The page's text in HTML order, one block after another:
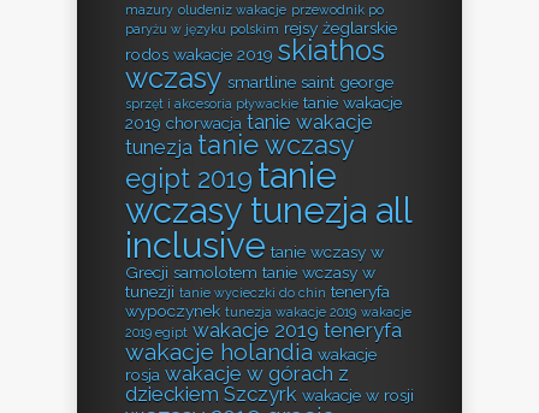
mazury oludeniz wakacje przewodnik po
paryżu w języku polskim rejsy żeglarskie
rodos wakacje 2019 skiathos
wczasy smartline saint george
sprzęt i akcesoria pływackie tanie wakacje
2019 chorwacja tanie wakacje
tunezja tanie wczasy
egipt 2019 tanie
wczasy tunezja all
inclusive tanie wczasy w
Grecji samolotem tanie wczasy w
tunezji tanie wycieczki do chin teneryfa
wypoczynek tunezja wakacje 2019 wakacje
2019 egipt wakacje 2019 teneryfa
wakacje holandia wakacje
rosja wakacje w górach z
dzieckiem Szczyrk wakacje w rosji